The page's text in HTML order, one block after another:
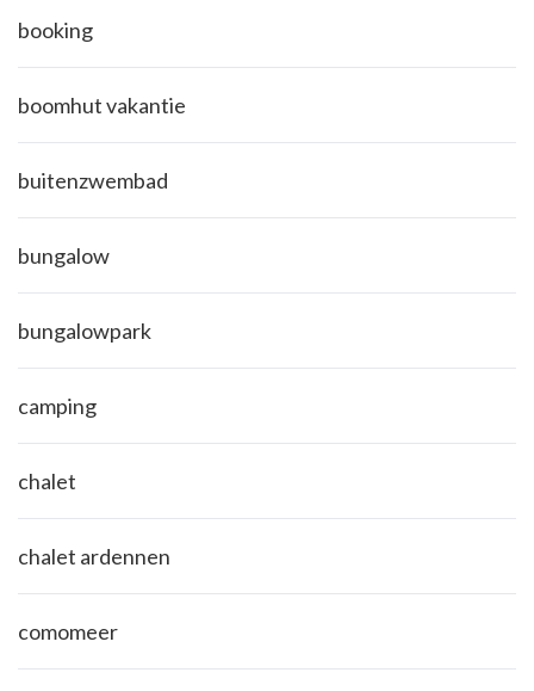
booking
boomhut vakantie
buitenzwembad
bungalow
bungalowpark
camping
chalet
chalet ardennen
comomeer